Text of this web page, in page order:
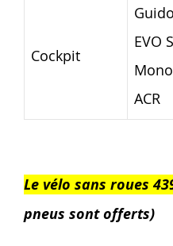
Cockpit
EVO
ACR
Le vélo sans roues
pneus sont offerts)